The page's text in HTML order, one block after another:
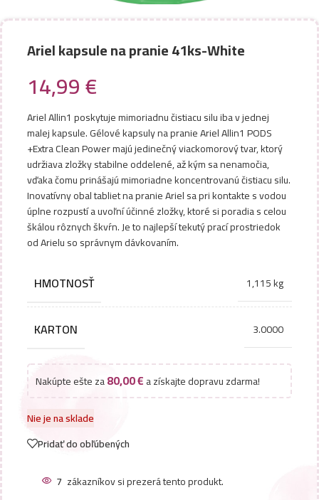
Ariel kapsule na pranie 41ks-White
14,99€
Ariel Allin1 poskytuje mimoriadnu čistiacu silu iba v jednej
malej kapsule. Gélové kapsuly na pranie Ariel Allin1 PODS
+Extra Clean Power majú jedinečný viackomorový tvar, ktorý
udržiava zložky stabilne oddelené, až kým sa nenamočia,
vďaka čomu prinášajú mimoriadne koncentrovanú čistiacu silu.
Inovatívny obal tabliet na pranie Ariel sa pri kontakte s vodou
úplne rozpustí a uvoľní účinné zložky, ktoré si poradia s celou
škálou rôznych škvŕn. Je to najlepší tekutý prací prostriedok
od Arielu so správnym dávkovaním.
HMOTNOSŤ 1,115 kg
KARTON 3.0000
Nakúpte ešte za80,00€a získajte dopravu zdarma!
Nie je na sklade
Pridať do obľúbených
7 zákazníkov si prezerá tento produkt.